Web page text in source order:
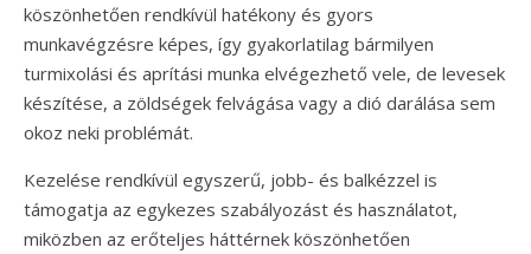
köszönhetően rendkívül hatékony és gyors
munkavégzésre képes, így gyakorlatilag bármilyen
turmixolási és aprítási munka elvégezhető vele, de levesek
készítése, a zöldségek felvágása vagy a dió darálása sem
okoz neki problémát.
Kezelése rendkívül egyszerű, jobb- és balkézzel is
támogatja az egykezes szabályozást és használatot,
miközben az erőteljes háttérnek köszönhetően